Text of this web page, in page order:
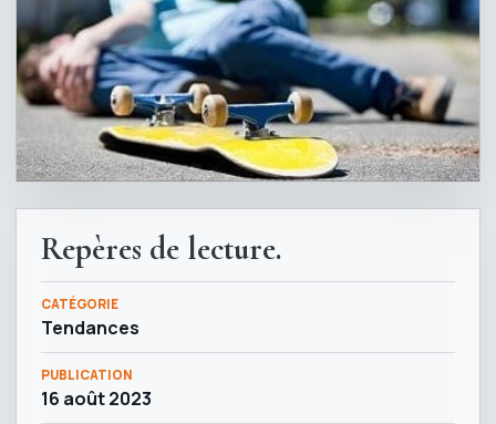
Repères de lecture.
CATÉGORIE
Tendances
PUBLICATION
16 août 2023